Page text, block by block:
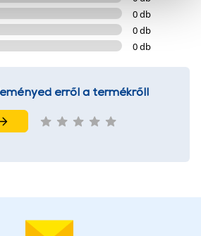
nem alkalmasak,
szükségesek. Az oldal
a cookie-k használatát.
0 db
0 db
0 db
erről a termékről!